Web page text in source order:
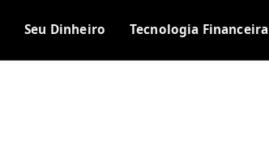
Seu Dinheiro Tecnologia Financeira